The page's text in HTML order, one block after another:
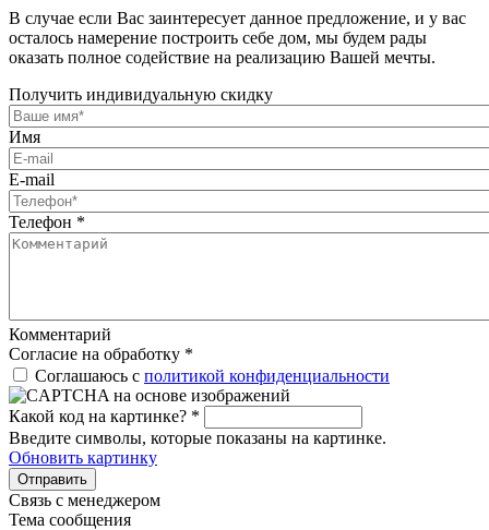
В случае если Вас заинтересует данное предложение, и у вас
осталось намерение построить себе дом, мы будем рады
оказать полное содействие на реализацию Вашей мечты.
Получить индивидуальную скидку
Имя
E-mail
Телефон *
Комментарий
Согласие на обработку *
Соглашаюсь с политикой конфиденциальности
Какой код на картинке? *
Введите символы, которые показаны на картинке.
Обновить картинку
Отправить
Связь с менеджером
Тема сообщения